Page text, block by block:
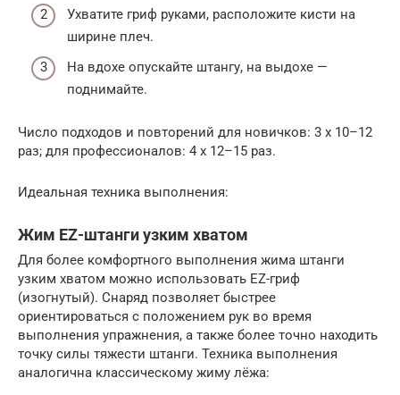
Ухватите гриф руками, расположите кисти на
ширине плеч.
На вдохе опускайте штангу, на выдохе —
поднимайте.
Число подходов и повторений для новичков: 3 x 10–12
раз; для профессионалов: 4 x 12–15 раз.
Идеальная техника выполнения:
Жим EZ-штанги узким хватом
Для более комфортного выполнения жима штанги
узким хватом можно использовать EZ-гриф
(изогнутый). Снаряд позволяет быстрее
ориентироваться с положением рук во время
выполнения упражнения, а также более точно находить
точку силы тяжести штанги. Техника выполнения
аналогична классическому жиму лёжа: